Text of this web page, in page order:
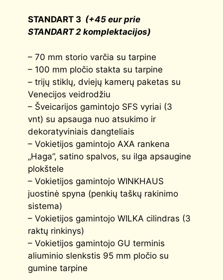
STANDART 3 (+45 eur prie
STANDART2 komplektacijos)
– 70 mm storio varčia su tarpine
– 100 mm pločio stakta su tarpine
– trijų stiklų, dviejų kamerų paketas su
Venecijos veidrodžiu
– Šveicarijos gamintojo SFS vyriai (3
vnt) su apsauga nuo atsukimo ir
dekoratyviniais dangteliais
– Vokietijos gamintojo AXA rankena
„Haga”, satino spalvos, su ilga apsaugine
plokštele
– Vokietijos gamintojo WINKHAUS
juostinė spyna (penkių taškų rakinimo
sistema)
– Vokietijos gamintojo WILKA cilindras (3
raktų rinkinys)
– Vokietijos gamintojo GU terminis
aliuminio slenkstis 95 mm pločio su
gumine tarpine